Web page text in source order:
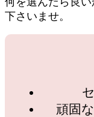
下さいませ。
頑固